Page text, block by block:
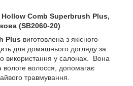
Comb Superbrush Plus,
(SB2060-20)
Plus виготовлена з якісного
для домашнього догляду за
використання у салонах. Вона
вологе волосся, допомагає
травмування.